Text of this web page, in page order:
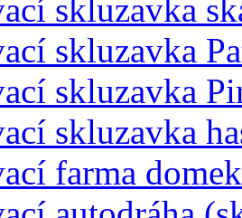
skluzavka
skluzavka
skluzavka
skluzavka
farma